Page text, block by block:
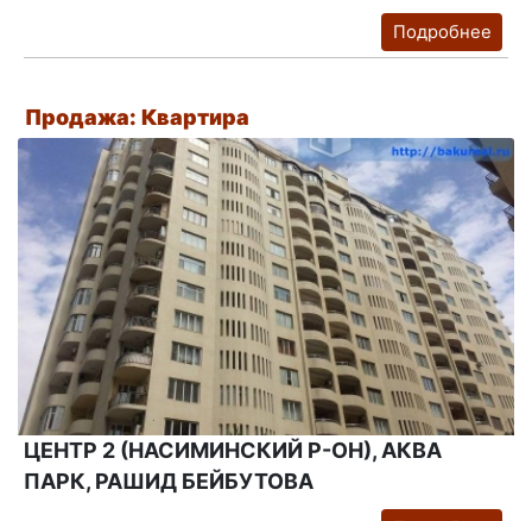
Подробнее
Продажа: Квартира
ЦЕНТР 2 (НАСИМИНСКИЙ Р-ОН), АКВА
ПАРК, РАШИД БЕЙБУТОВА